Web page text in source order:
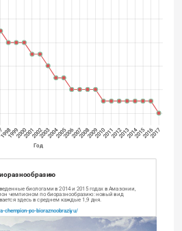
1999200020012002200320042005200620072008200920102011201220132014201520162017
Год
биологами в 2014 и 2015 годах в Амазонии,
чемпионом по биоразнообразию: новый вид
здесь в среднем каждые 1,9 дня.
chempion-po-bioraznoobraziyu/